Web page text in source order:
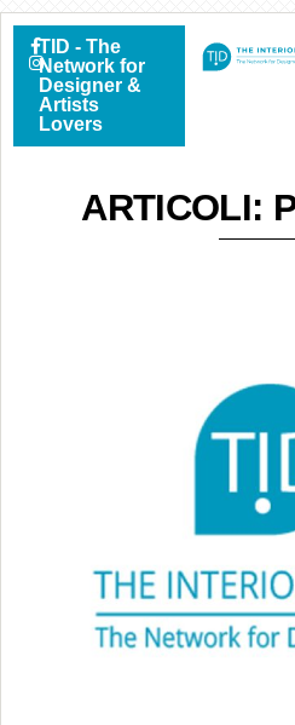
TID - The
Network for
Designer &
Artists
Lovers
ARTICOLI: